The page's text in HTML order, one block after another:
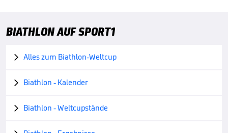
BIATHLON AUF SPORT1
 Alles zum Biathlon-Weltcup
 Biathlon - Kalender
 Biathlon - Weltcupstände